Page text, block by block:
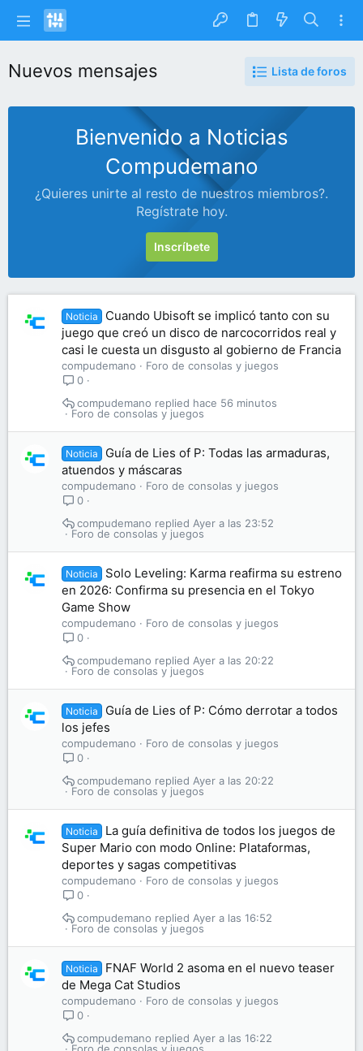
Nuevos mensajes Lista de foros
Bienvenido a Noticias
Compudemano
¿Quieres unirte al resto de nuestros miembros?.
Regístrate hoy.
Inscríbete
Noticia
Cuando Ubisoft se implicó tanto con su
juego que creó un disco de narcocorridos real y
casi le cuesta un disgusto al gobierno de Francia
compudemano
Foro de consolas y juegos
0
Foro de consolas y juegos
hace 56 minutos
compudemano
Noticia
Guía de Lies of P: Todas las armaduras,
atuendos y máscaras
compudemano
Foro de consolas y juegos
0
Foro de consolas y juegos
Ayer a las 23:52
compudemano
Noticia
Solo Leveling: Karma reafirma su estreno
en 2026: Confirma su presencia en el Tokyo
Game Show
compudemano
Foro de consolas y juegos
0
Foro de consolas y juegos
Ayer a las 20:22
compudemano
Noticia
Guía de Lies of P: Cómo derrotar a todos
los jefes
compudemano
Foro de consolas y juegos
0
Foro de consolas y juegos
Ayer a las 20:22
compudemano
Noticia
La guía definitiva de todos los juegos de
Super Mario con modo Online: Plataformas,
deportes y sagas competitivas
compudemano
Foro de consolas y juegos
0
Foro de consolas y juegos
Ayer a las 16:52
compudemano
Noticia
FNAF World 2 asoma en el nuevo teaser
de Mega Cat Studios
compudemano
Foro de consolas y juegos
0
Ayer a las 16:22
compudemano